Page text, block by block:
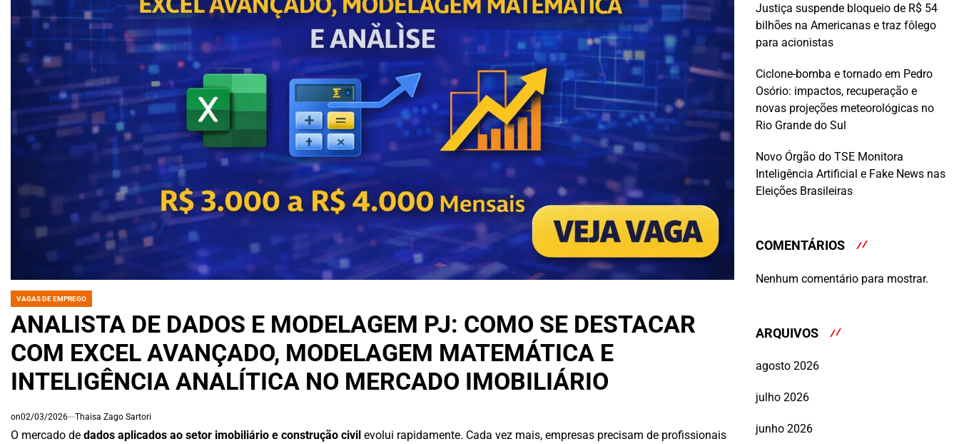
POSTED
VAGAS DE EMPREGO
ANALISTA DE DADOS E MODELAGEM PJ: COMO SE DESTACAR
COM EXCEL AVANÇADO, MODELAGEM MATEMÁTICA E
INTELIGÊNCIA ANALÍTICA NO MERCADO IMOBILIÁRIO
on02/03/2026 Thaisa Zago Sartori
O mercado de dados aplicados ao setor imobiliário e construção civil evolui rapidamente. Cada vez mais, empresas precisam de profissionais
Justiça suspende bloqueio de R$ 54
bilhões na Americanas e traz fôlego
para acionistas
Ciclone-bomba e tornado em Pedro
Osório: impactos, recuperação e
novas projeções meteorológicas no
Rio Grande do Sul
Novo Órgão do TSE Monitora
Inteligência Artificial e Fake News nas
Eleições Brasileiras
COMENTÁRIOS
Nenhum comentário para mostrar.
ARQUIVOS
agosto 2026
julho 2026
junho 2026